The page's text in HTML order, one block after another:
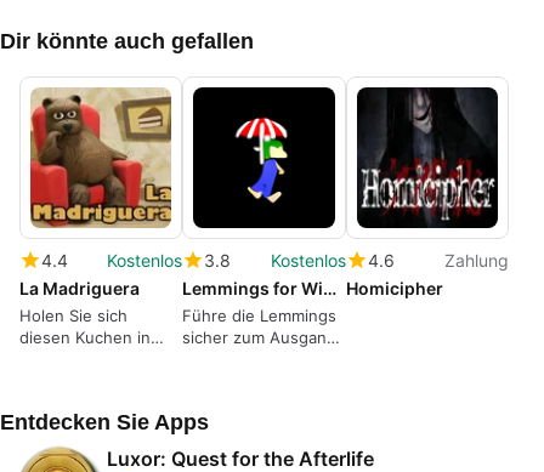
Dir könnte auch gefallen
4.4
Kostenlos
La Madriguera
Holen Sie sich
diesen Kuchen in
3.8
Kostenlos
Lemmings for Windows 10
Führe die Lemmings
sicher zum Ausgang
4.6
Zahlung
Homicipher
Entdecken Sie Apps
Luxor: Quest for the Afterlife